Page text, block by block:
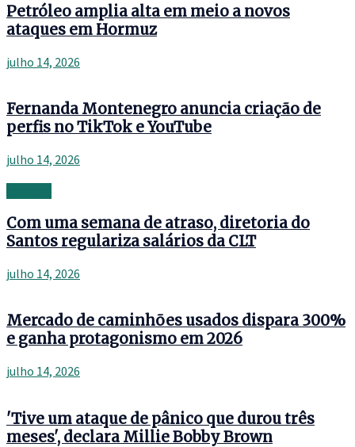
Petróleo amplia alta em meio a novos
ataques em Hormuz
julho 14, 2026
Fernanda Montenegro anuncia criação de
perfis no TikTok e YouTube
julho 14, 2026
Com uma semana de atraso, diretoria do
Santos regulariza salários da CLT
julho 14, 2026
Mercado de caminhões usados dispara 300%
e ganha protagonismo em 2026
julho 14, 2026
'Tive um ataque de pânico que durou três
meses', declara Millie Bobby Brown